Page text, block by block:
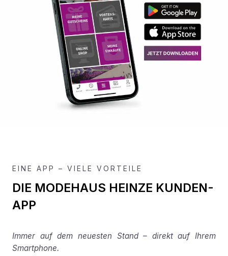
EINE APP – VIELE VORTEILE
DIE MODEHAUS HEINZE KUNDEN-
APP
Immer auf dem neuesten Stand – direkt auf Ihrem
Smartphone.